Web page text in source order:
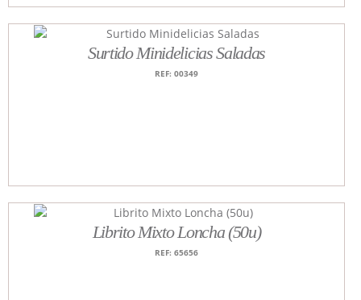
Surtido Minidelicias Saladas
REF: 00349
Librito Mixto Loncha (50u)
REF: 65656